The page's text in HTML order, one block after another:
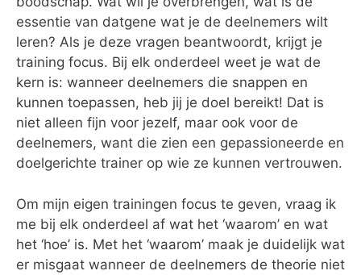
essentie van datgene wat je de deelnemers wilt
leren? Als je deze vragen beantwoordt, krijgt je
training focus. Bij elk onderdeel weet je wat de
kern is: wanneer deelnemers die snappen en
kunnen toepassen, heb jij je doel bereikt! Dat is
niet alleen fijn voor jezelf, maar ook voor de
deelnemers, want die zien een gepassioneerde en
doelgerichte trainer op wie ze kunnen vertrouwen.
Om mijn eigen trainingen focus te geven, vraag ik
me bij elk onderdeel af wat het ‘waarom’ en wat
het ‘hoe’ is. Met het ‘waarom’ maak je duidelijk wat
er misgaat wanneer de deelnemers de theorie niet